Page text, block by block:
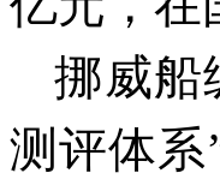
挪威船
测评体